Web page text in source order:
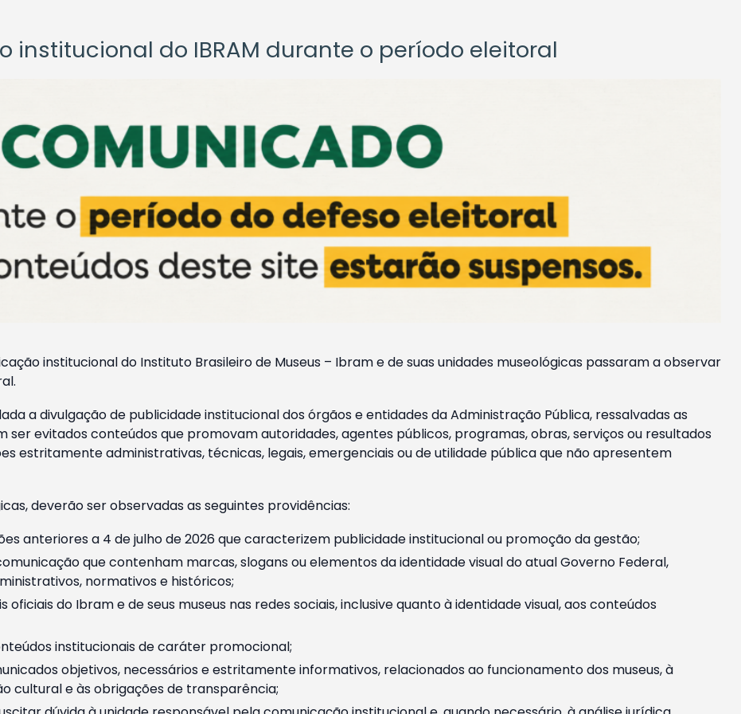
institucional do IBRAM durante o período eleitoral
institucional do Instituto Brasileiro de Museus – Ibram e de suas unidades museológicas passaram a observar
a divulgação de publicidade institucional dos órgãos e entidades da Administração Pública, ressalvadas as
ser evitados conteúdos que promovam autoridades, agentes públicos, programas, obras, serviços ou resultados
estritamente administrativas, técnicas, legais, emergenciais ou de utilidade pública que não apresentem
deverão ser observadas as seguintes providências:
anteriores a 4 de julho de 2026 que caracterizem publicidade institucional ou promoção da gestão;
que contenham marcas, slogans ou elementos da identidade visual do atual Governo Federal,
normativos e históricos;
do Ibram e de seus museus nas redes sociais, inclusive quanto à identidade visual, aos conteúdos
institucionais de caráter promocional;
objetivos, necessários e estritamente informativos, relacionados ao funcionamento dos museus, à
cultural e às obrigações de transparência;